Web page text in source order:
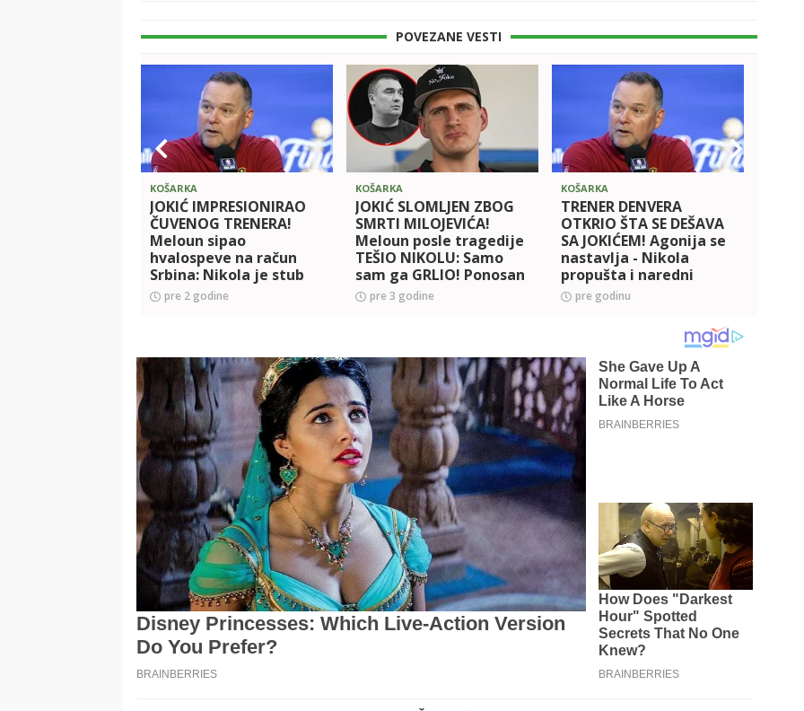
POVEZANE VESTI
KOŠARKA
JOKIĆ IMPRESIONIRAO
ČUVENOG TRENERA!
Meloun sipao
hvalospeve na račun
Srbina: Nikola je stub
naše odbrane!
Najkompletnija partija
pre 2 godine
KOŠARKA
JOKIĆ SLOMLJEN ZBOG
SMRTI MILOJEVIĆA!
Meloun posle tragedije
TEŠIO NIKOLU: Samo
sam ga GRLIO! Ponosan
sam što je ovako odao
počast (VIDEO)
pre 3 godine
KOŠARKA
TRENER DENVERA
OTKRIO ŠTA SE DEŠAVA
SA JOKIĆEM! Agonija se
nastavlja - Nikola
propušta i naredni
meč?! Posle
ohrabrujućih
pre godinu